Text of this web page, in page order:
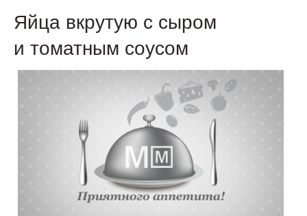
Яйца вкрутую с сыром
и томатным соусом